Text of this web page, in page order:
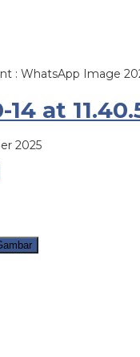
: WhatsApp Image
at
2025